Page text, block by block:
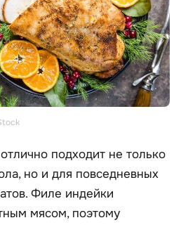
подходит не только
но и для повседневных
Филе индейки
мясом, поэтому